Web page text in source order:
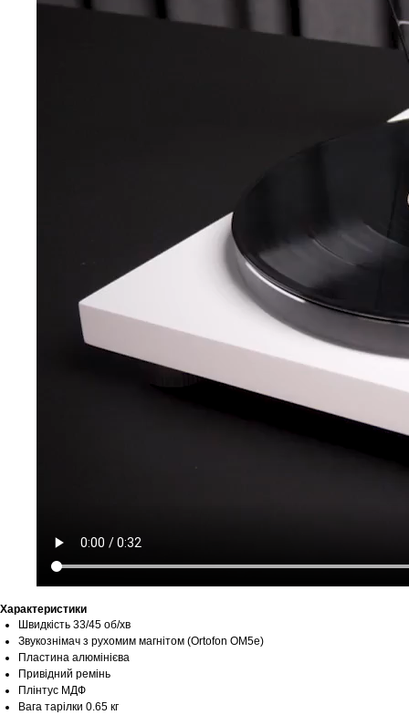
Характеристики
Швидкість 33/45 об/хв
Звукознімач з рухомим магнітом (Ortofon OM5e)
Пластина алюмінієва
Привідний ремінь
Плінтус МДФ
Вага тарілки 0.65 кг